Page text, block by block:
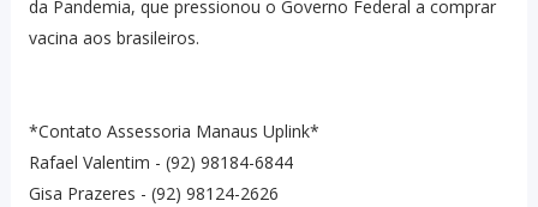
da Pandemia, que pressionou o Governo Federal a comprar
vacina aos brasileiros.
*Contato Assessoria Manaus Uplink*
Rafael Valentim - (92) 98184-6844
Gisa Prazeres - (92) 98124-2626